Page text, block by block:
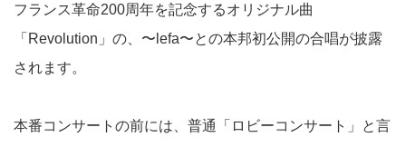
フランス革命200周年を記念するオリジナル曲
「Revolution」の、〜lefa〜との本邦初公開の合唱が披露
されます。
本番コンサートの前には、普通「ロビーコンサート」と言